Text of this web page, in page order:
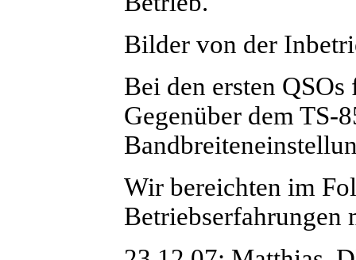
Bilder von der
Bei den ersten
Gegenüber dem TS-
Wir bereichten im
Betriebserfahrungen